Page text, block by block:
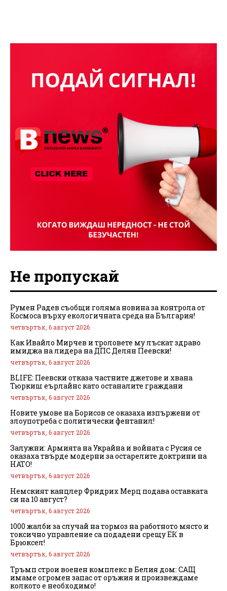
Не пропускай
Румен Радев съобщи голяма новина за контрола от
Космоса върху екологичната среда на България!
четвъртък, 6 август 2026
Как Ивайло Мирчев и троловете му лъскат здраво
имиджа на лидера на ДПС Делян Пеевски!
четвъртък, 6 август 2026
BLIFE: Пеевски отказа частните джетове и хвана
Тюркиш еърлайнс като останалите граждани
четвъртък, 6 август 2026
Новите умове на Борисов се оказаха изпържени от
злоупотреба с политически фентанил!
четвъртък, 6 август 2026
Залужни: Армията на Украйна и войната с Русия се
оказаха твърде модерни за остарелите доктрини на
НАТО!
четвъртък, 6 август 2026
Немският канцлер Фридрих Мерц подава оставката
си на 10 август?
четвъртък, 6 август 2026
1000 жалби за случай на тормоз на работното място и
токсично управление са подадени срещу ЕК в
Брюксел!
четвъртък, 6 август 2026
Тръмп строи военен комплекс в Белия дом: САЩ
имаме огромен запас от оръжия и произвеждаме
колкото е необходимо!